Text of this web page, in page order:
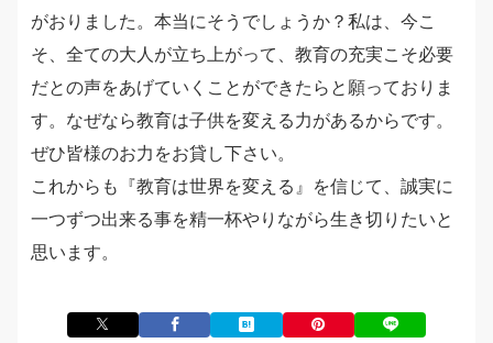
がおりました。本当にそうでしょうか？私は、今こ
そ、全ての大人が立ち上がって、教育の充実こそ必要
だとの声をあげていくことができたらと願っておりま
す。なぜなら教育は子供を変える力があるからです。
ぜひ皆様のお力をお貸し下さい。
これからも『教育は世界を変える』を信じて、誠実に
一つずつ出来る事を精一杯やりながら生き切りたいと
思います。